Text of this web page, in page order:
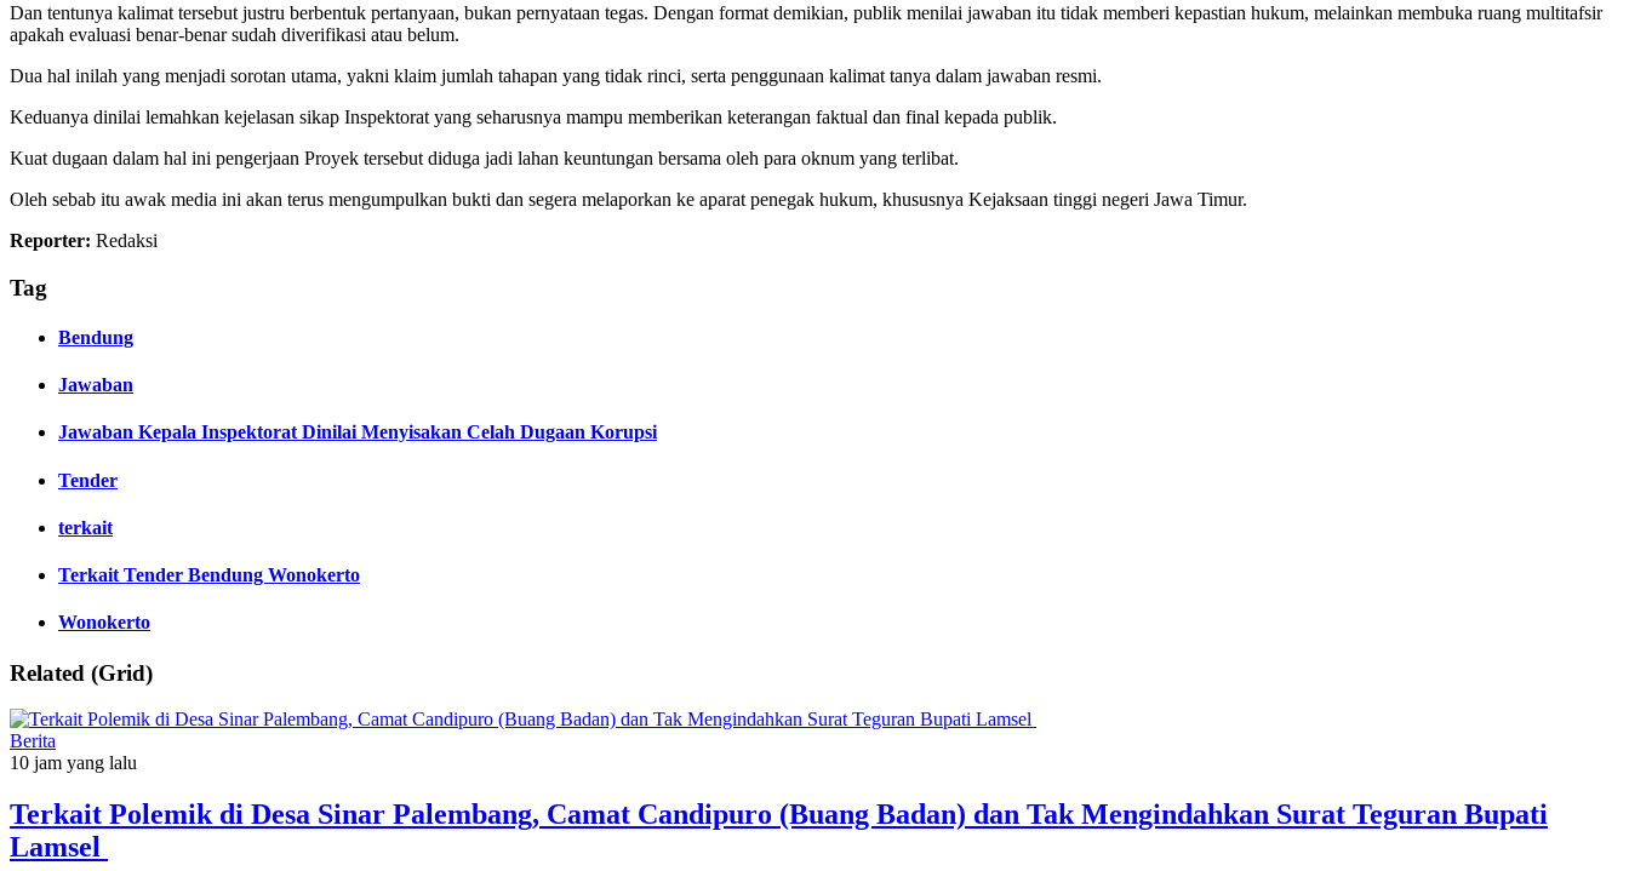
Dan tentunya kalimat tersebut justru berbentuk pertanyaan, bukan pernyataan tegas. Dengan format demikian, publik menilai jawaban itu tidak memberi kepastian hukum, melainkan membuka ruang multitafsir
apakah evaluasi benar-benar sudah diverifikasi atau belum.
Dua hal inilah yang menjadi sorotan utama, yakni klaim jumlah tahapan yang tidak rinci, serta penggunaan kalimat tanya dalam jawaban resmi.
Keduanya dinilai lemahkan kejelasan sikap Inspektorat yang seharusnya mampu memberikan keterangan faktual dan final kepada publik.
Kuat dugaan dalam hal ini pengerjaan Proyek tersebut diduga jadi lahan keuntungan bersama oleh para oknum yang terlibat.
Oleh sebab itu awak media ini akan terus mengumpulkan bukti dan segera melaporkan ke aparat penegak hukum, khususnya Kejaksaan tinggi negeri Jawa Timur.
Reporter: Redaksi
Tag
Bendung
Jawaban
Jawaban Kepala Inspektorat Dinilai Menyisakan Celah Dugaan Korupsi
Tender
terkait
Terkait Tender Bendung Wonokerto
Wonokerto
Related (Grid)
Berita
10 jam yang lalu
Terkait Polemik di Desa Sinar Palembang, Camat Candipuro (Buang Badan) dan Tak Mengindahkan Surat Teguran Bupati
Lamsel ‎